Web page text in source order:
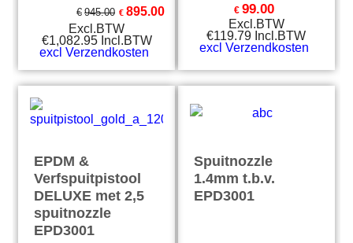
€ 945.00 € 895.00
Excl.BTW
€1,082.95 Incl.BTW
excl Verzendkosten
€ 99.00
Excl.BTW
€119.79 Incl.BTW
excl Verzendkosten
EPDM &
Verfspuitpistool
DELUXE met 2,5
spuitnozzle
EPD3001
Spuitnozzle
1.4mm t.b.v.
EPD3001